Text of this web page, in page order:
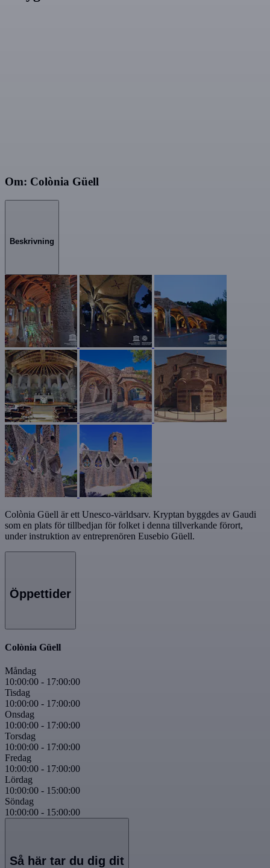
Om: Colònia Güell
Beskrivning
Colònia Güell är ett Unesco-världsarv. Kryptan byggdes av Gaudi
som en plats för tillbedjan för folket i denna tillverkande förort,
under instruktion av entreprenören Eusebio Güell.
Öppettider
Colònia Güell
Måndag
10:00:00 - 17:00:00
Tisdag
10:00:00 - 17:00:00
Onsdag
10:00:00 - 17:00:00
Torsdag
10:00:00 - 17:00:00
Fredag
10:00:00 - 17:00:00
Lördag
10:00:00 - 15:00:00
Söndag
10:00:00 - 15:00:00
Så här tar du dig dit